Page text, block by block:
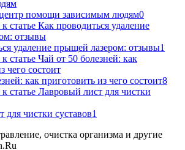
помощи зависимым людям0
удаление прыщей лазером: отзывы1
как приготовить из чего состоит8
для чистки суставов1